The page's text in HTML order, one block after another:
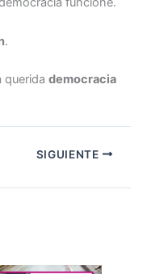
.
querida democracia
SIGUIENTE